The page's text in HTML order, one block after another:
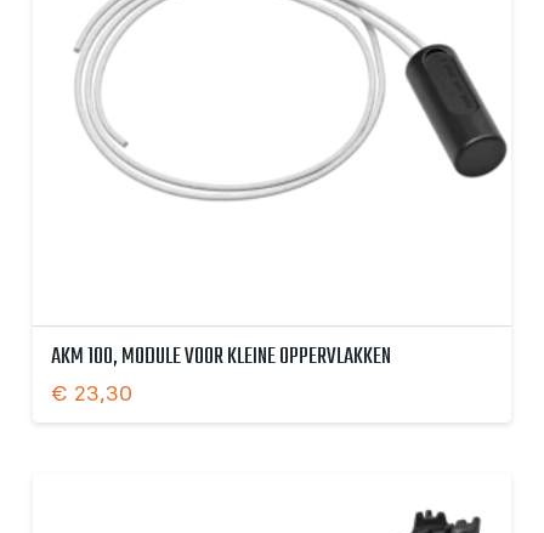
AKM 100, MODULE VOOR KLEINE OPPERVLAKKEN
€ 23,30